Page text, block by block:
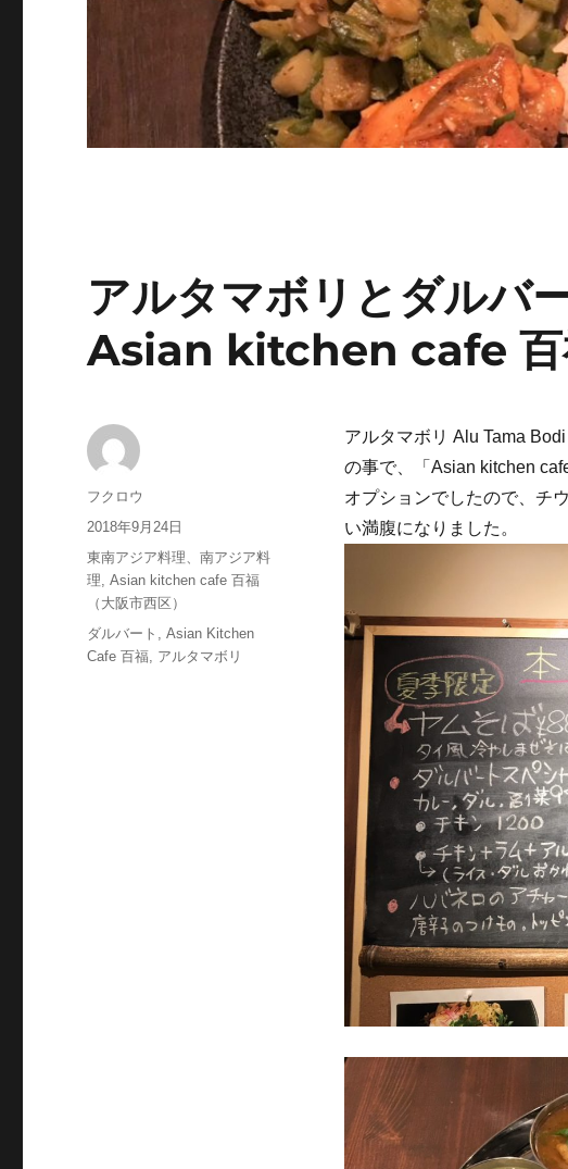
アルタマボリとダルバ
Asian kitchen cafe 百
アルタマボリ Alu Tama
の事で、「Asian kitchen
オプションでしたので、チ
い満腹になりました。
投
稿
フクロウ
投
稿
日:
2018年9月24日
カ
テ
ゴ
リ
ー
東南アジア料理、南アジア料
理,Asian kitchen cafe 百福
（大阪市西区）
タ
グ
ダルバート ,Asian Kitchen
Cafe 百福, アルタマボリ